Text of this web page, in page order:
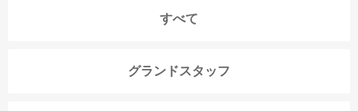
すべて
グランドスタッフ